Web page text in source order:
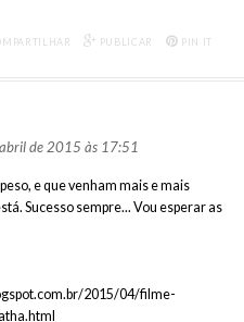
PUBLICAR PIN IT
de 2015 às 17:51
e que venham mais e mais
Sucesso sempre... Vou esperar as
2015/04/filme-